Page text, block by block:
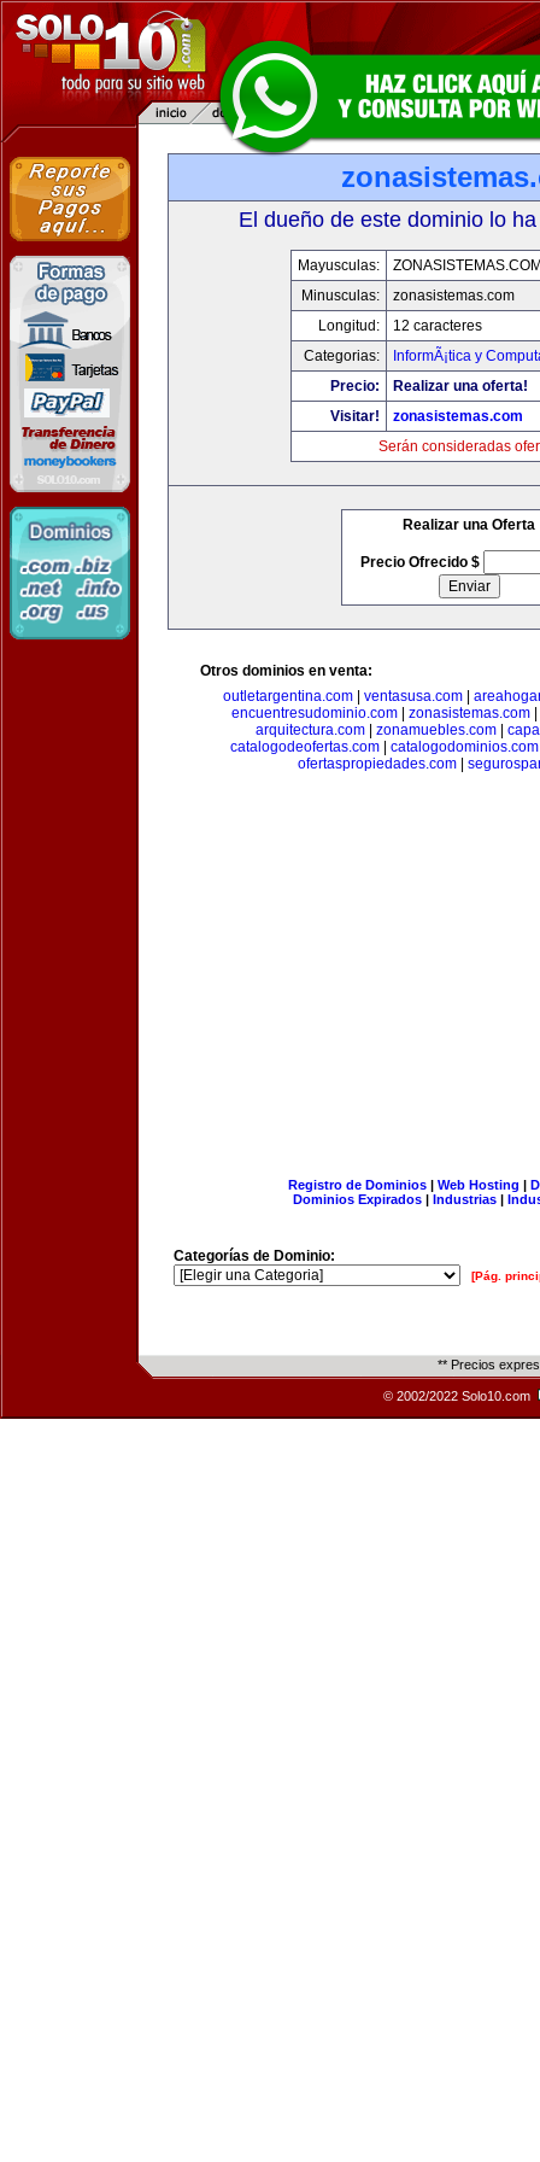
El dueño de este dominio lo
Mayusculas:
Minusculas:
zonasistemas.com
Longitud:
12 caracteres
Categorias:
InformÃ¡tica y
Precio:
Realizar una oferta!
Visitar!
zonasistemas.com
Serán consideradas
Realizar una Oferta
Precio Ofrecido $
Otros dominios en venta:
outletargentina.com
ventasusa.com
encuentresudominio.com| zonasistemas.com|
arquitectura.com
zonamuebles.com
catalogodeofertas.com| catalogodominios.com
ofertaspropiedades.com|
Registro de Dominios| Web Hosting |
Dominios Expirados | Industrias |
Categorías de Dominio:
[Pág.
** Precios
© 2002/2022 Solo10.com